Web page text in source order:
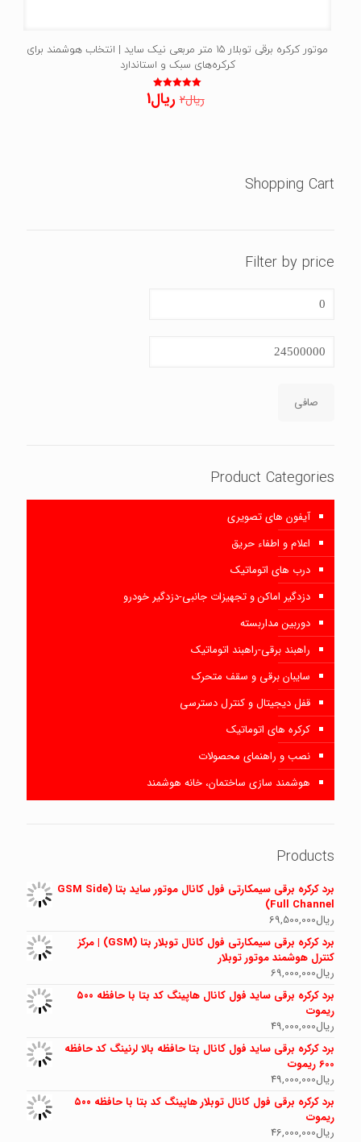
موتور کرکره برقی توبلار 15 متر مربعی نیک ساید | انتخاب هوشمند برای
کرکره‌های سبک و استاندارد
نمره
5.00ریال2 قیمت
اصلی:
ریال1قیمت
Shopping Cart
Filter by price
قیمت
قيمت
صافی
Product Categories
آیفون های تصویری
اعلام و اطفاء حریق
درب های اتوماتیک
دزدگیر اماکن و تجهیزات جانبی-دزدگیر خودرو
دوربین مداربسته
راهبند برقی-راهبند اتوماتیک
سایبان برقی و سقف متحرک
قفل دیجیتال و کنترل دسترسی
کرکره های اتوماتیک
نصب و راهنمای محصولات
هوشمند سازی ساختمان، خانه هوشمند
Products
برد کرکره برقی سیمکارتی فول کانال موتور ساید بتا (GSM Side
Full Channel)
ریال69,500,000
برد کرکره برقی سیمکارتی فول کانال توبلار بتا (GSM) | مرکز
کنترل هوشمند موتور توبلار
ریال69,000,000
برد کرکره برقی ساید فول کانال هاپینگ کد بتا با حافظه ۵۰۰
ریموت
ریال49,000,000
برد کرکره برقی ساید فول کانال بتا حافظه بالا لرنینگ کد حافظه
600 ریموت
ریال49,000,000
برد کرکره برقی فول کانال توبلار هاپینگ کد بتا با حافظه ۵۰۰
ریموت
ریال46,000,000